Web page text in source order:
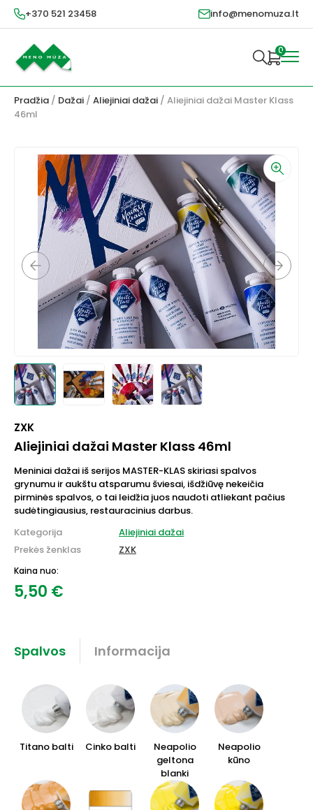
+370 521 23458 info@menomuza.lt
0
Pradžia / Dažai / Aliejiniai dažai / Aliejiniai dažai Master Klass
46ml
ZXK
Aliejiniai dažai Master Klass 46ml
Meniniai dažai iš serijos MASTER-KLAS skiriasi spalvos
grynumu ir aukštu atsparumu šviesai, išdžiūvę nekeičia
pirminės spalvos, o tai leidžia juos naudoti atliekant pačius
sudėtingiausius, restauracinius darbus.
Kategorija
Prekės ženklas
Aliejiniai dažai
ZXK
Kaina nuo:
5,50 €
Spalvos Informacija
Titano balti Cinko balti
Neapolio
geltona
blanki
Neapolio
kūno